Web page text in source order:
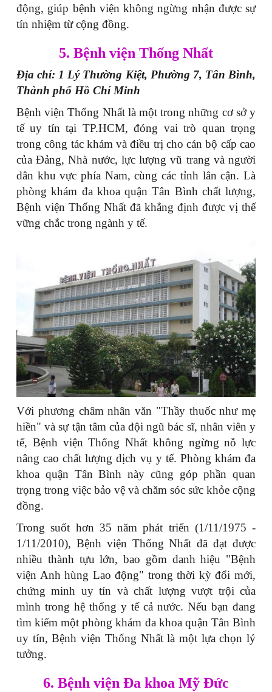
động, giúp bệnh viện không ngừng nhận được sự
tín nhiệm từ cộng đồng.
5. Bệnh viện Thống Nhất
Địa chỉ: 1 Lý Thường Kiệt, Phường 7, Tân Bình,
Thành phố Hồ Chí Minh
Bệnh viện Thống Nhất là một trong những cơ sở y
tế uy tín tại TP.HCM, đóng vai trò quan trọng
trong công tác khám và điều trị cho cán bộ cấp cao
của Đảng, Nhà nước, lực lượng vũ trang và người
dân khu vực phía Nam, cùng các tỉnh lân cận. Là
phòng khám đa khoa quận Tân Bình chất lượng,
Bệnh viện Thống Nhất đã khẳng định được vị thế
vững chắc trong ngành y tế.
Với phương châm nhân văn "Thầy thuốc như mẹ
hiền" và sự tận tâm của đội ngũ bác sĩ, nhân viên y
tế, Bệnh viện Thống Nhất không ngừng nỗ lực
nâng cao chất lượng dịch vụ y tế. Phòng khám đa
khoa quận Tân Bình này cũng góp phần quan
trọng trong việc bảo vệ và chăm sóc sức khỏe cộng
đồng.
Trong suốt hơn 35 năm phát triển (1/11/1975 -
1/11/2010), Bệnh viện Thống Nhất đã đạt được
nhiều thành tựu lớn, bao gồm danh hiệu "Bệnh
viện Anh hùng Lao động" trong thời kỳ đổi mới,
chứng minh uy tín và chất lượng vượt trội của
mình trong hệ thống y tế cả nước. Nếu bạn đang
tìm kiếm một phòng khám đa khoa quận Tân Bình
uy tín, Bệnh viện Thống Nhất là một lựa chọn lý
tưởng.
6. Bệnh viện Đa khoa Mỹ Đức